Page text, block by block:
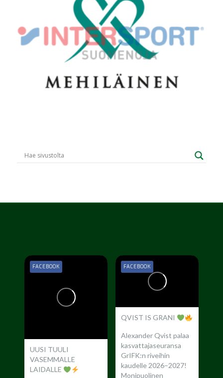
UUSI TUULI
VASEMMALLE
LAIDALLE
FACEBOOK
QVIST IS GRANI
Alexander Qvist palaa
kasvattajaseuransa
GrIFK:n riveihin
kaudelle 2026–2027!
Monipuolinen
FACEBOOK